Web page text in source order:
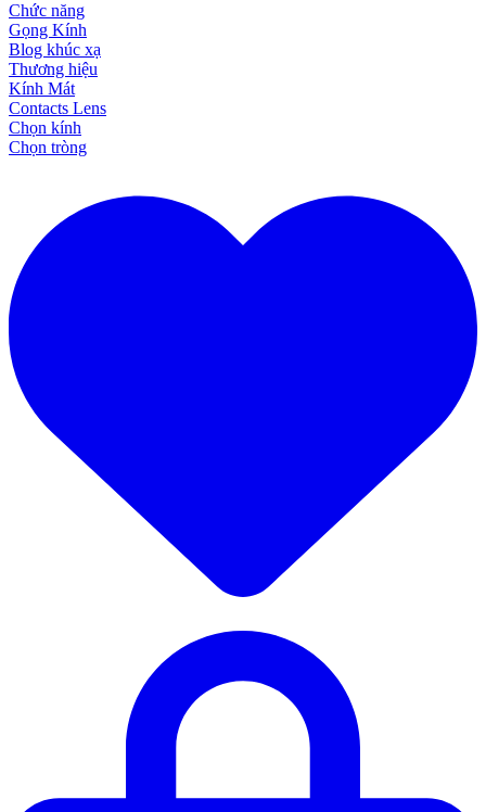
Chức năng
Gọng Kính
Blog khúc xạ
Thương hiệu
Kính Mát
Contacts Lens
Chọn kính
Chọn tròng